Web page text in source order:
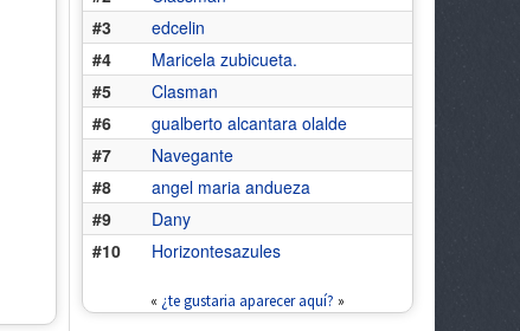
#3
edcelin
#4
Maricela zubicueta.
#5
Clasman
#6
gualberto alcantara olalde
#7
Navegante
#8
angel maria andueza
#9
Dany
#10
Horizontesazules
« ¿te gustaria aparecer aquí? »